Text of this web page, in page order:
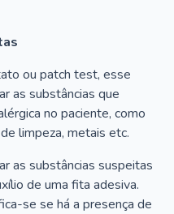
ou patch test, esse
as substâncias que
no paciente, como
limpeza, metais etc.
as substâncias suspeitas
de uma fita adesiva.
se se há a presença de